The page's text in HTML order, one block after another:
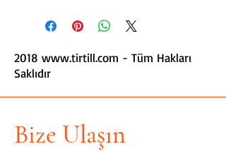
2018 www.tirtill.com - Tüm Hakları
Saklıdır
Bize Ulaşın